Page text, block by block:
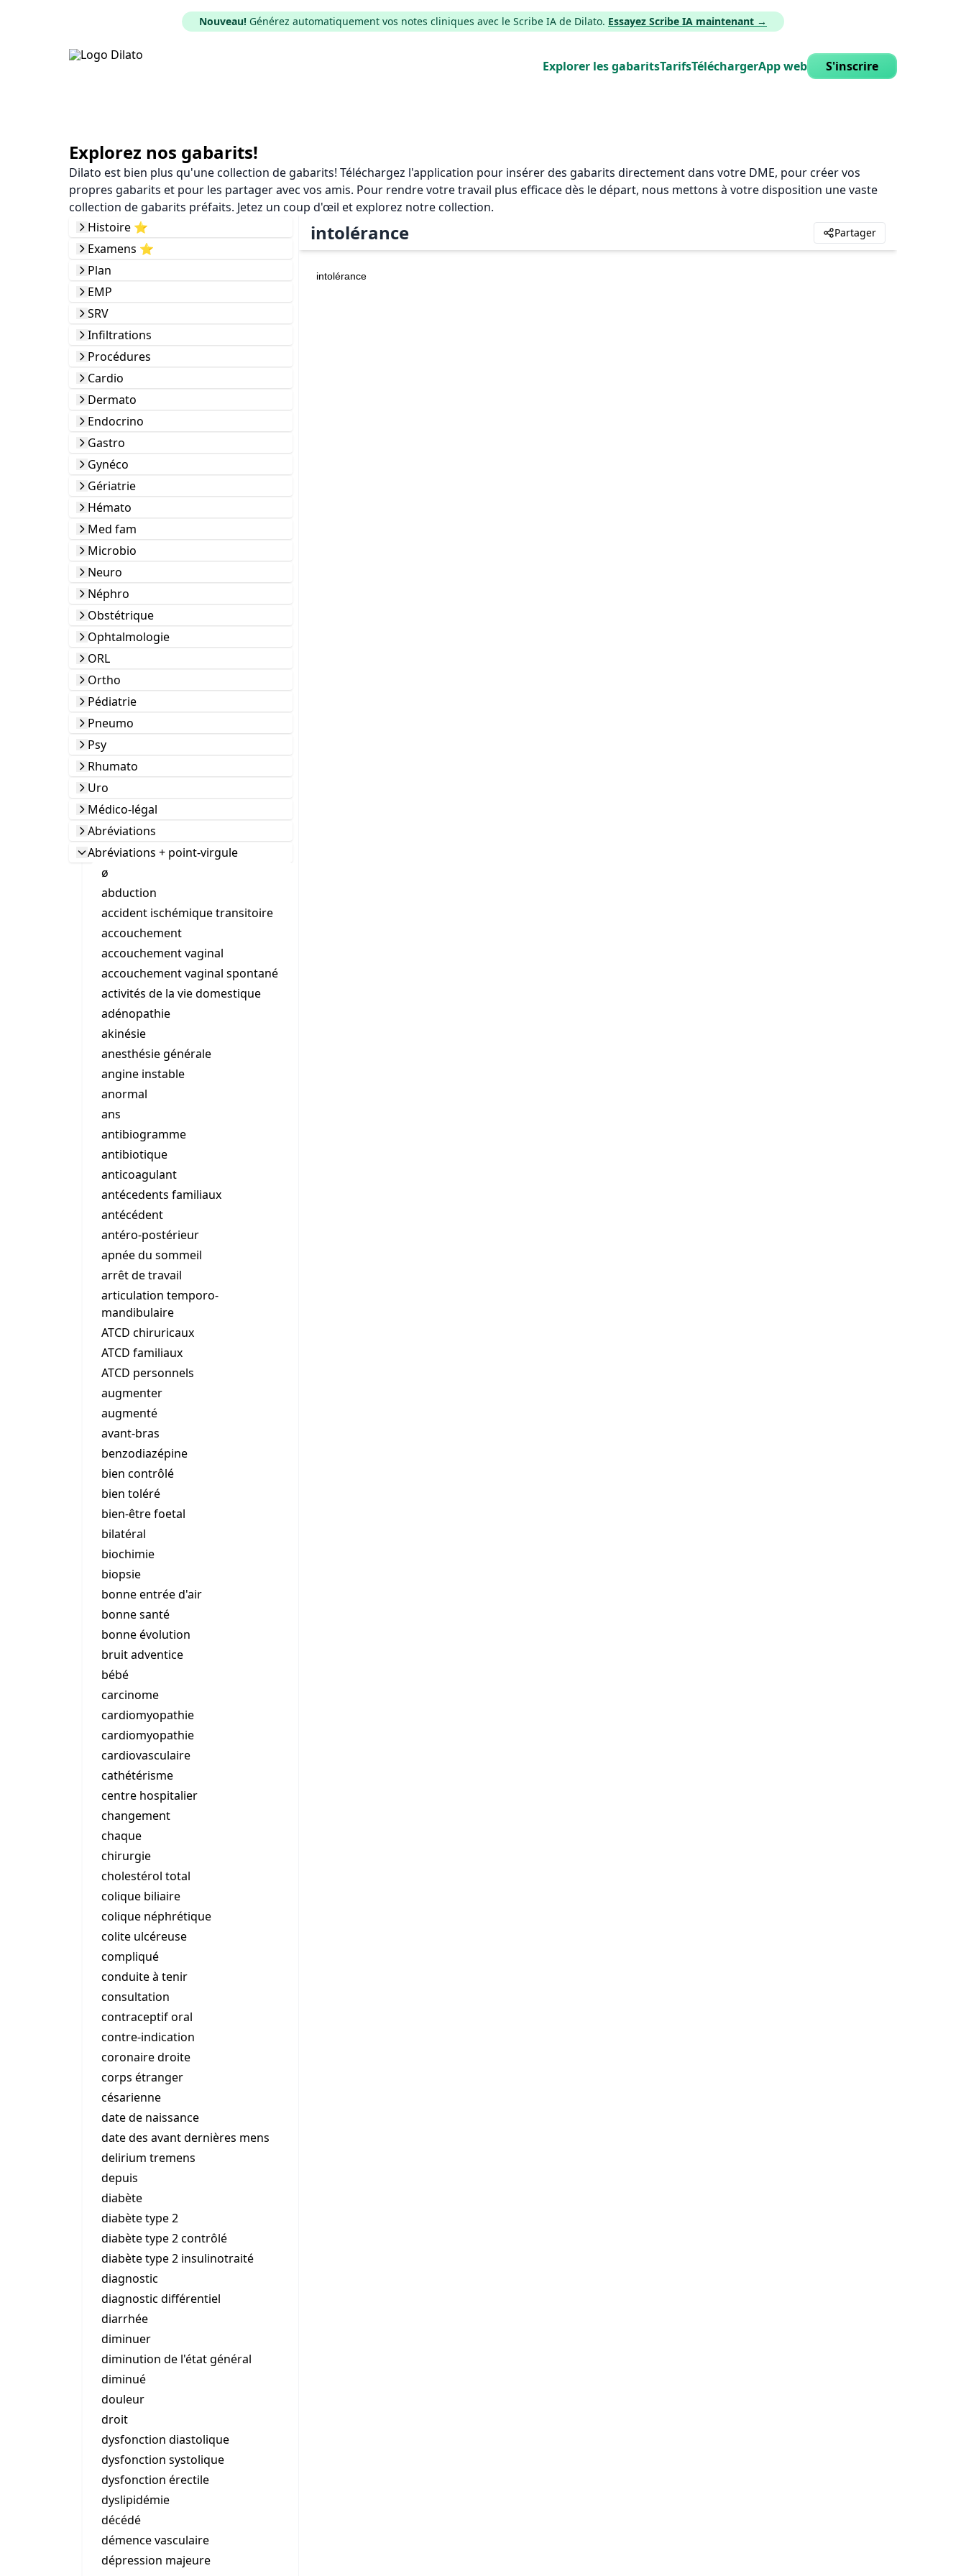
Nouveau! Générez automatiquement vos notes cliniques avec le Scribe IA de Dilato. Essayez Scribe IA maintenant →
Explorer les gabaritsTarifsTéléchargerApp web S'inscrire
Explorez nos gabarits!
Dilato est bien plus qu'une collection de gabarits! Téléchargez l'application pour insérer des gabarits directement dans votre DME, pour créer vos
propres gabarits et pour les partager avec vos amis. Pour rendre votre travail plus efficace dès le départ, nous mettons à votre disposition une vaste
collection de gabarits préfaits. Jetez un coup d'œil et explorez notre collection.
Histoire ⭐️
Examens ⭐️
Plan
EMP
SRV
Infiltrations
Procédures
Cardio
Dermato
Endocrino
Gastro
Gynéco
Gériatrie
Hémato
Med fam
Microbio
Neuro
Néphro
Obstétrique
Ophtalmologie
ORL
Ortho
Pédiatrie
Pneumo
Psy
Rhumato
Uro
Médico-légal
Abréviations
Abréviations + point-virgule
ø
abduction
accident ischémique transitoire
accouchement
accouchement vaginal
accouchement vaginal spontané
activités de la vie domestique
adénopathie
akinésie
anesthésie générale
angine instable
anormal
ans
antibiogramme
antibiotique
anticoagulant
antécedents familiaux
antécédent
antéro-postérieur
apnée du sommeil
arrêt de travail
articulation temporo-
mandibulaire
ATCD chiruricaux
ATCD familiaux
ATCD personnels
augmenter
augmenté
avant-bras
benzodiazépine
bien contrôlé
bien toléré
bien-être foetal
bilatéral
biochimie
biopsie
bonne entrée d'air
bonne santé
bonne évolution
bruit adventice
bébé
carcinome
cardiomyopathie
cardiomyopathie
cardiovasculaire
cathétérisme
centre hospitalier
changement
chaque
chirurgie
cholestérol total
colique biliaire
colique néphrétique
colite ulcéreuse
compliqué
conduite à tenir
consultation
contraceptif oral
contre-indication
coronaire droite
corps étranger
césarienne
date de naissance
date des avant dernières mens
delirium tremens
depuis
diabète
diabète type 2
diabète type 2 contrôlé
diabète type 2 insulinotraité
diagnostic
diagnostic différentiel
diarrhée
diminuer
diminution de l'état général
diminué
douleur
droit
dysfonction diastolique
dysfonction systolique
dysfonction érectile
dyslipidémie
décédé
démence vasculaire
dépression majeure
intolérance Partager
intolérance